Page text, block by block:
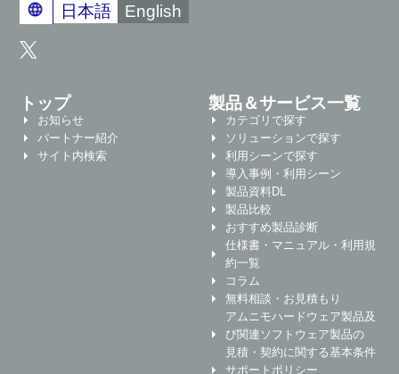
日本語 English
トップ
お知らせ
パートナー紹介
サイト内検索
製品＆サービス一覧
カテゴリで探す
ソリューションで探す
利用シーンで探す
導入事例・利用シーン
製品資料DL
製品比較
おすすめ製品診断
仕様書・マニュアル・利用規
約一覧
コラム
無料相談・お見積もり
アムニモハードウェア製品及
び関連ソフトウェア製品の
見積・契約に関する基本条件
サポートポリシー